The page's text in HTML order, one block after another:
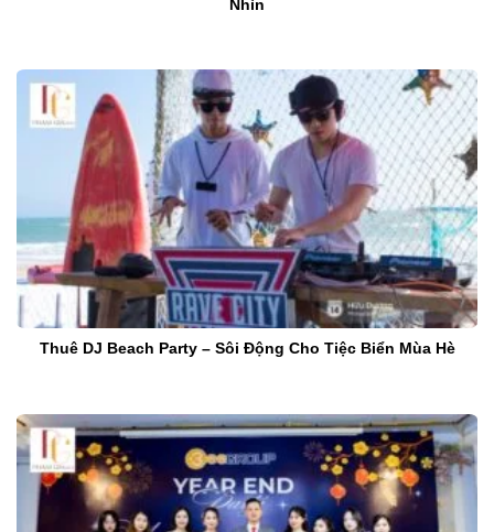
Nhìn
Thuê DJ Beach Party – Sôi Động Cho Tiệc Biển Mùa Hè